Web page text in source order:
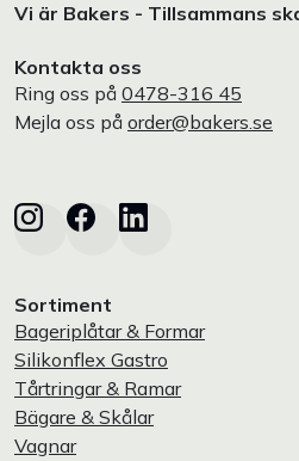
Vi är Bakers - Tillsammans
Kontakta oss
Ring oss på 0478-316 45
Mejla oss på order@bakers.se
Sortiment
Bageriplåtar & Formar
Silikonflex Gastro
Tårtringar & Ramar
Bägare & Skålar
Vagnar